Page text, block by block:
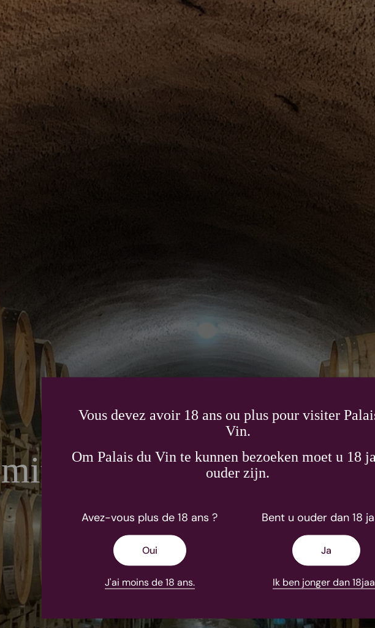
Vous devez avoir 18 ans ou plus pour visiter
Vin.
Om Palais du Vin te kunnen bezoeken moet u 18
ouder zijn.
Avez-vous plus de 18 ans ?
Oui
J'ai moins de 18 ans.
Bent u ouder dan 18
Ja
Ik ben jonger dan
Haut Lafitte